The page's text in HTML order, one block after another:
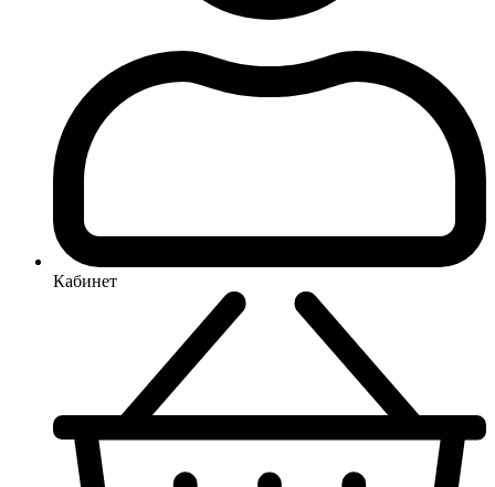
Кабинет